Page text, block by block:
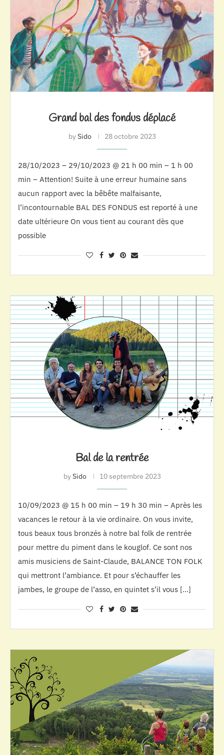
Grand bal des fondus déplacé
bySido 28 octobre 2023
28/10/2023 – 29/10/2023 @ 21 h 00 min – 1 h 00
min – Attention! Suite à une erreur humaine sans
aucun rapport avec la bêbête malfaisante,
l’incontournable BAL DES FONDUS est reporté à une
date ultérieure On vous tient au courant dès que
possible
Bal de la rentrée
bySido 10 septembre 2023
10/09/2023 @ 15 h 00 min – 19 h 30 min – Après les
vacances le retour à la vie ordinaire. On vous invite,
tous beaux tous bronzés à notre bal folk de rentrée
pour mettre du piment dans le kouglof. Ce sont nos
amis musiciens de Saint-Claude, BALANCE TON FOLK
qui mettront l’ambiance. Et pour s’échauffer les
jambes, le groupe de l’asso, en quintet s’il vous […]